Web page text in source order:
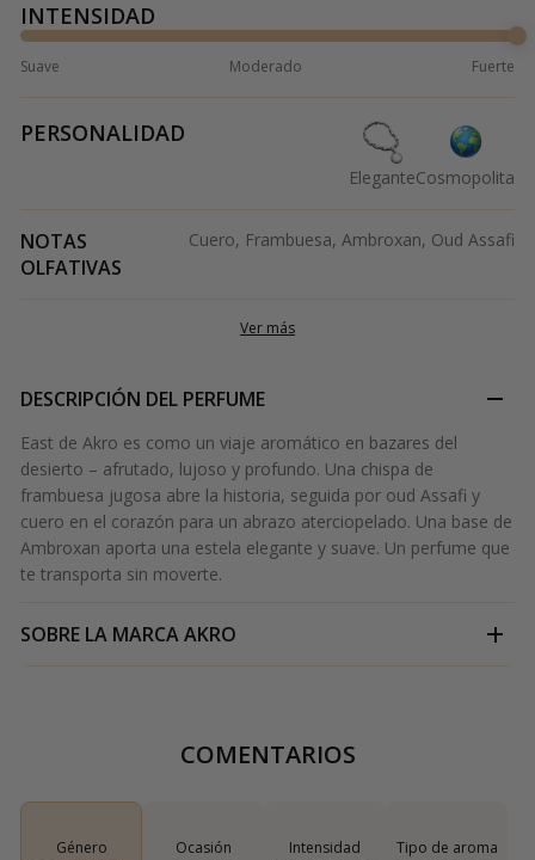
INTENSIDAD
Suave Moderado Fuerte
PERSONALIDAD
EleganteCosmopolita
NOTAS
OLFATIVAS
Cuero, Frambuesa, Ambroxan, Oud Assafi
Ver más
DESCRIPCIÓN DEL PERFUME
East de Akro es como un viaje aromático en bazares del
desierto – afrutado, lujoso y profundo. Una chispa de
frambuesa jugosa abre la historia, seguida por oud Assafi y
cuero en el corazón para un abrazo aterciopelado. Una base de
Ambroxan aporta una estela elegante y suave. Un perfume que
te transporta sin moverte.
SOBRE LA MARCAAKRO
COMENTARIOS
Género Ocasión Intensidad Tipo de aroma